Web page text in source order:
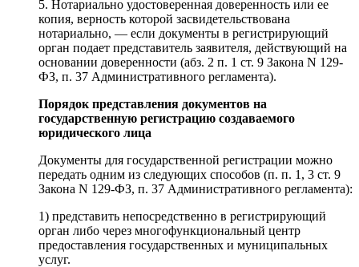
5. Нотариально удостоверенная доверенность или ее
копия, верность которой засвидетельствована
нотариально, — если документы в регистрирующий
орган подает представитель заявителя, действующий на
основании доверенности (абз. 2 п. 1 ст. 9 Закона N 129-
ФЗ, п. 37 Административного регламента).
Порядок представления документов на
государственную регистрацию создаваемого
юридического лица
Документы для государственной регистрации можно
передать одним из следующих способов (п. п. 1, 3 ст. 9
Закона N 129-ФЗ, п. 37 Административного регламента):
1) представить непосредственно в регистрирующий
орган либо через многофункциональный центр
предоставления государственных и муниципальных
услуг.